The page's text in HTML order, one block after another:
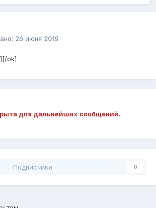
26 июня 2019
ok]
для дальнейших сообщений.
Подписчики 0